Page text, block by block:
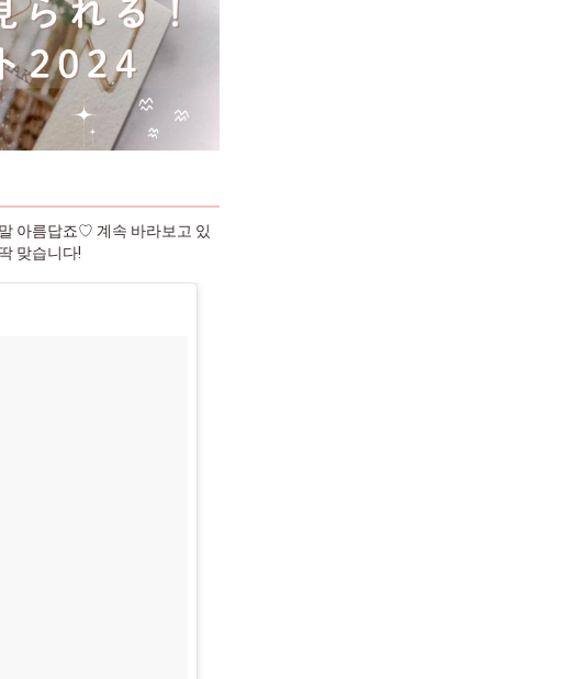
아름답죠♡ 계속 바라보고 있
맞습니다!